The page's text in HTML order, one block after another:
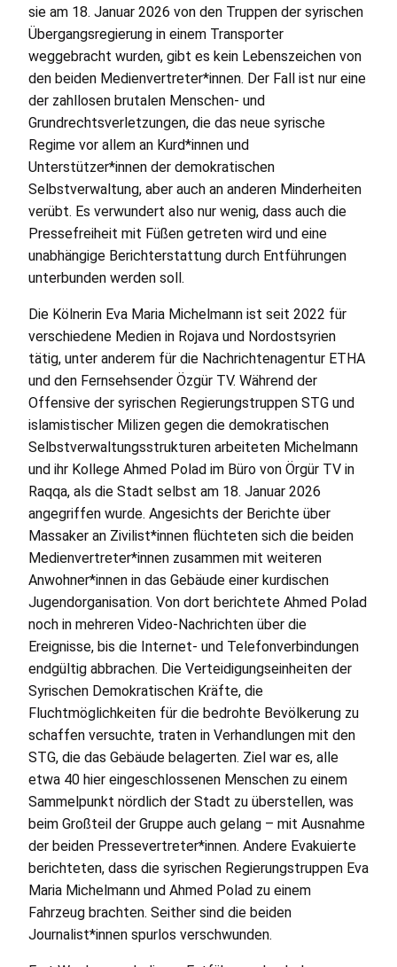
sie am 18. Januar 2026 von den Truppen der syrischen
Übergangsregierung in einem Transporter
weggebracht wurden, gibt es kein Lebenszeichen von
den beiden Medienvertreter*innen. Der Fall ist nur eine
der zahllosen brutalen Menschen- und
Grundrechtsverletzungen, die das neue syrische
Regime vor allem an Kurd*innen und
Unterstützer*innen der demokratischen
Selbstverwaltung, aber auch an anderen Minderheiten
verübt. Es verwundert also nur wenig, dass auch die
Pressefreiheit mit Füßen getreten wird und eine
unabhängige Berichterstattung durch Entführungen
unterbunden werden soll.
Die Kölnerin Eva Maria Michelmann ist seit 2022 für
verschiedene Medien in Rojava und Nordostsyrien
tätig, unter anderem für die Nachrichtenagentur ETHA
und den Fernsehsender Özgür TV. Während der
Offensive der syrischen Regierungstruppen STGund
islamistischer Milizen gegen die demokratischen
Selbstverwaltungsstrukturen arbeiteten Michelmann
und ihr Kollege Ahmed Polad im Büro von Örgür TVin
Raqqa, als die Stadt selbst am 18. Januar 2026
angegriffen wurde. Angesichts der Berichte über
Massaker an Zivilist*innen flüchteten sich die beiden
Medienvertreter*innen zusammen mit weiteren
Anwohner*innen in das Gebäude einer kurdischen
Jugendorganisation. Von dort berichtete Ahmed Polad
noch in mehreren Video-Nachrichten über die
Ereignisse, bis die Internet- und Telefonverbindungen
endgültig abbrachen. Die Verteidigungseinheiten der
Syrischen Demokratischen Kräfte, die
Fluchtmöglichkeiten für die bedrohte Bevölkerung zu
schaffen versuchte, traten in Verhandlungen mit den
STG, die das Gebäude belagerten. Ziel war es, alle
etwa 40 hier eingeschlossenen Menschen zu einem
Sammelpunkt nördlich der Stadt zu überstellen, was
beim Großteil der Gruppe auch gelang – mit Ausnahme
der beiden Pressevertreter*innen. Andere Evakuierte
berichteten, dass die syrischen Regierungstruppen Eva
Maria Michelmann und Ahmed Polad zu einem
Fahrzeug brachten. Seither sind die beiden
Journalist*innen spurlos verschwunden.